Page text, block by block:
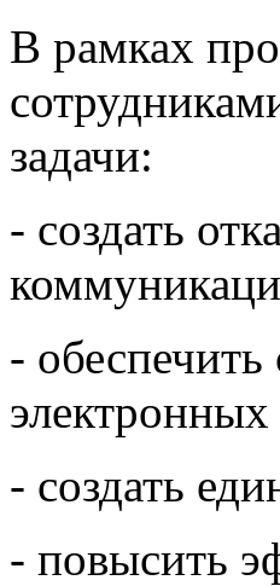
В рамках
задачи:
- создать
-
- создать
- повысить